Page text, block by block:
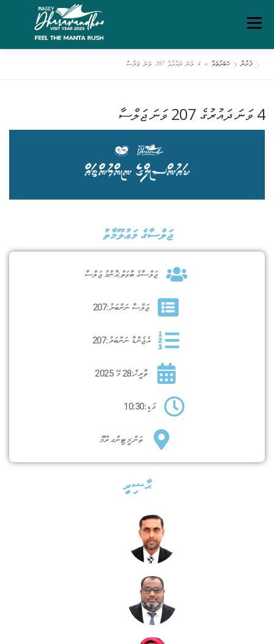
Menu
ޑައުންލޯޑްސް ރިޕޯޓްތައް ފެށުން
ފެށުން» ޚަބަރުތައް » 4 ވަނަ ދައުރުގެ 207 ވަނަ ޖަލްސާ
4 ވަނަ ދައުރުގެ 207 ވަނަ ޖަލްސާ
ޖަލްސާގެ މަޢުލޫމާތު
ޖަލްސާގެ ބާވަތް:ޢާންމު ޖަލްސާ
ޖަލްސާ ނަންބަރު:207
އެޖެންޑާ ނަންބަރު:207
ތާރީޚް:28 މޭ 2025
ގަޑި:10:30
ތަން:މީޓިންގ ރޫމް
ޙާޟިރީ